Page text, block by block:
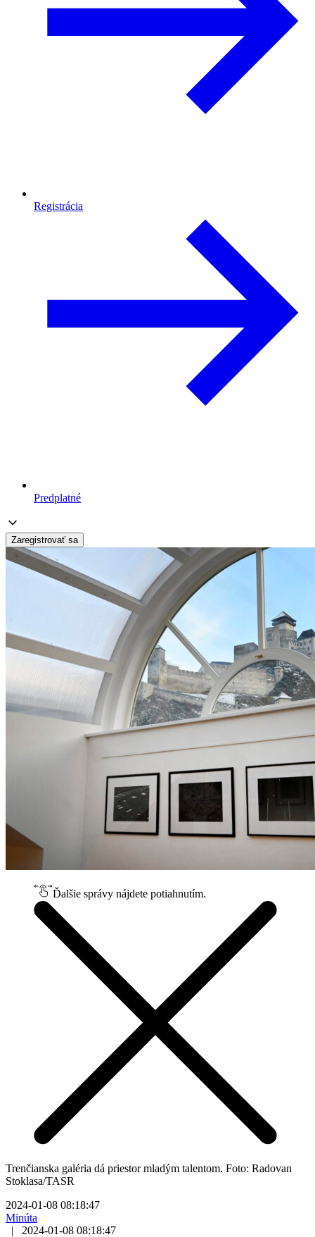
Registrácia
Predplatné
Zaregistrovať sa
Ďalšie správy nájdete potiahnutím.
Trenčianska galéria dá priestor mladým talentom. Foto: Radovan
Stoklasa/TASR
2024-01-08 08:18:47
Minúta
|
2024-01-08 08:18:47